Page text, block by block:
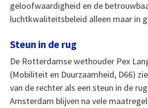
geloofwaardigheid en de
luchtkwaliteitsbeleid alleen maar in
Steun in de rug
De Rotterdamse wethouder Pex
(Mobiliteit en Duurzaamheid, D66)
van de rechter als een steun in de
Amsterdam blijven na vele